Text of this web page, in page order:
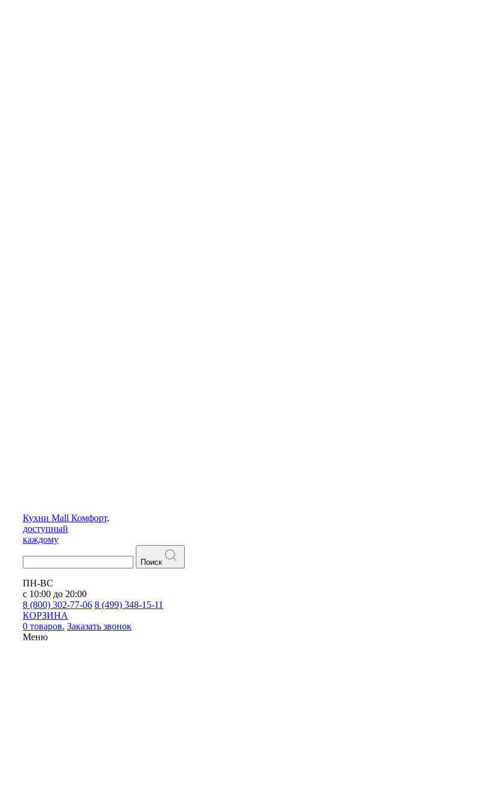
Кухни Mall Комфорт,
доступный
каждому
Поиск
ПН-ВС
с 10:00 до 20:00
8 (800) 302-77-06 8 (499) 348-15-11
КОРЗИНА
0 товаров. Заказать звонок
Меню